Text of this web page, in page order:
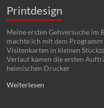
Printdesign
Meine ersten Gehversuche im
machte ich mit dem
Visitenkarten in kleinen
Verlauf kamen die ersten
heimischen Drucker
Weiterlesen